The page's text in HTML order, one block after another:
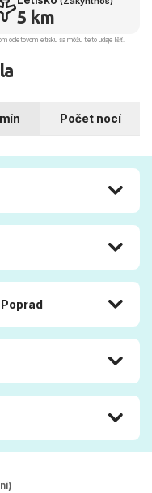
5 km
odletovom letisku sa môžu tieto údaje líšiť.
Počet nocí